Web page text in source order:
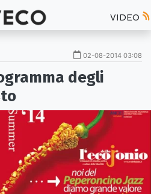
VIDEO
02-08-2014 03:08
degli